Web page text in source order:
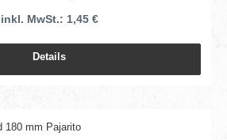
inkl. MwSt.: 1,45 €
Details